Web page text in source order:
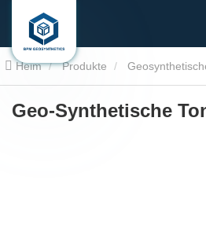
Heim Produkte
Liner Geo-Synthetische
Geo-Synthetische